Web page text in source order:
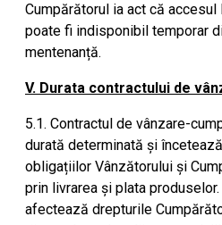
Cumpărătorul ia act că
poate fi indisponibil temporar
mentenanță.
V. Durata contractului de
5.1. Contractul de vânzare-
durată determinată și
obligațiilor Vânzătorului și
prin livrarea și plata
afectează drepturile